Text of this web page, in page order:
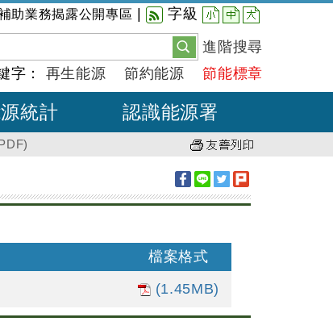
助業務揭露公開專區 字級 小 中 大
進階搜尋
字： 再生能源 節約能源 節能標章
統計 認識能源署
檔案格式
(1.45MB)